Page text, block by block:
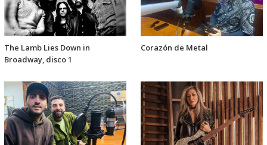
The Lamb Lies Down in
Broadway, disco 1
Corazón de Metal